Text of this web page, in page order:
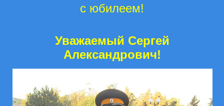
с юбилеем!
Уважаемый Сергей
Александрович!